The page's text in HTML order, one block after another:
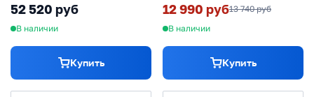
52 520 руб
В наличии
Купить
12 990 руб13 740 руб
В наличии
Купить